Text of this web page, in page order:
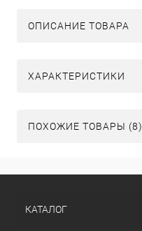
ОПИСАНИЕ ТОВАРА
ХАРАКТЕРИСТИКИ
ПОХОЖИЕ ТОВАРЫ (8)
КАТАЛОГ